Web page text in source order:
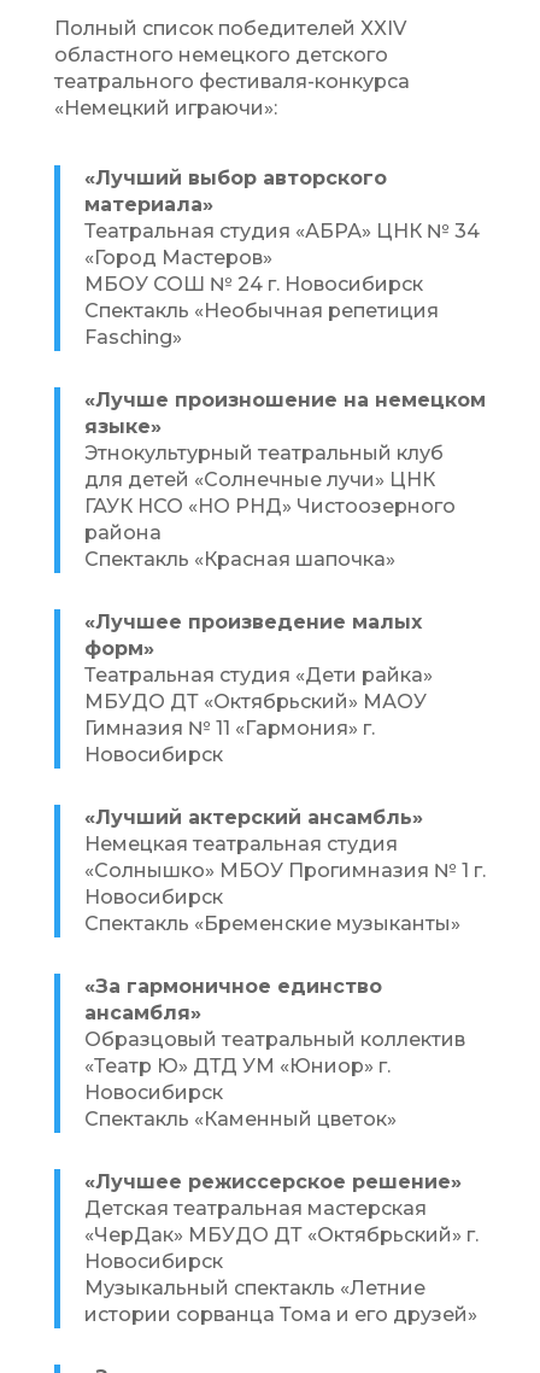
Полный список победителей XXIV
областного немецкого детского
театрального фестиваля-конкурса
«Немецкий играючи»:
«Лучший выбор авторского
материала»
Театральная студия «АБРА» ЦНК № 34
«Город Мастеров»
МБОУ СОШ № 24 г. Новосибирск
Спектакль «Необычная репетиция
Fasching»
«Лучше произношение на немецком
языке»
Этнокультурный театральный клуб
для детей «Солнечные лучи» ЦНК
ГАУК НСО «НО РНД» Чистоозерного
района
Спектакль «Красная шапочка»
«Лучшее произведение малых
форм»
Театральная студия «Дети райка»
МБУДО ДТ «Октябрьский» МАОУ
Гимназия № 11 «Гармония» г.
Новосибирск
«Лучший актерский ансамбль»
Немецкая театральная студия
«Солнышко» МБОУ Прогимназия № 1 г.
Новосибирск
Спектакль «Бременские музыканты»
«За гармоничное единство
ансамбля»
Образцовый театральный коллектив
«Театр Ю» ДТД УМ «Юниор» г.
Новосибирск
Спектакль «Каменный цветок»
«Лучшее режиссерское решение»
Детская театральная мастерская
«ЧерДак» МБУДО ДТ «Октябрьский» г.
Новосибирск
Музыкальный спектакль «Летние
истории сорванца Тома и его друзей»